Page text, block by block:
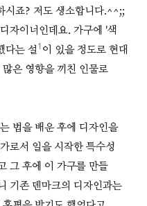
시죠? 저도 생소합니다.^^;;
자이너인데요. 가구에 '색
다는 설1이 있을 정도로 현대
은 영향을 끼친 인물로
법을 배운 후에 디자인을
로서 일을 시작한 특수성
그 후에 이 가구를 만들
기존 덴마크의 디자인과는